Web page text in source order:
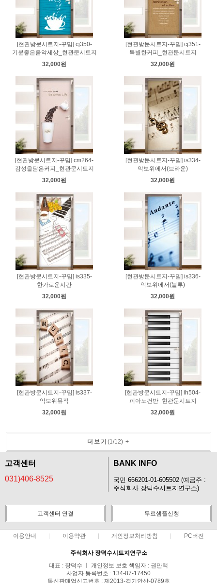
[현관방문시트지-꾸밈] cj350-
기분좋은음악세상_현관문시트지
32,000원
[현관방문시트지-꾸밈] cj351-
특별한커피_현관문시트지
32,000원
[현관방문시트지-꾸밈] cm264-
감성을담은커피_현관문시트지
32,000원
[현관방문시트지-꾸밈] is334-
악보위에서(브라운)
32,000원
[현관방문시트지-꾸밈] is335-
한가로운시간
32,000원
[현관방문시트지-꾸밈] is336-
악보위에서(블루)
32,000원
[현관방문시트지-꾸밈] is337-
악보위뮤직
32,000원
[현관방문시트지-꾸밈] ih504-
피아노건반_현관문시트지
32,000원
더보기 (1/12) +
고객센터
031)406-8525
BANK INFO
국민 666201-01-605502 (예금주 :
주식회사 장덕수시트지연구소)
고객센터 연결 무료샘플신청
이용안내 이용약관 개인정보처리방침 PC버전
주식회사 장덕수시트지연구소
대표 : 장덕수 ㅣ 개인정보 보호 책임자 : 권만택
사업자 등록번호 : 134-87-17450
통신판매업신고번호 : 제2013-경기안산-0789호